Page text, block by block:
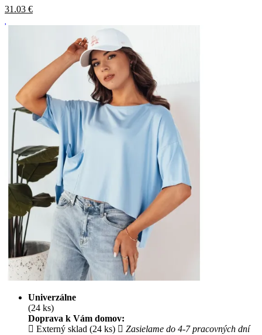
31.03 €
Univerzálne
(24 ks)
Doprava k Vám domov:
Externý sklad (24 ks)
Zasielame do 4-7 pracovných dní